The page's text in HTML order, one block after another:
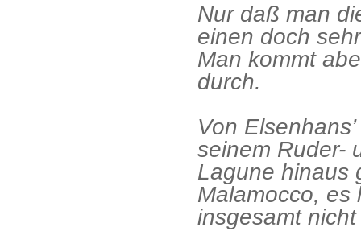
Nur daß man
einen doch
Man kommt
durch.
Von
seinem Ruder-
Lagune hinaus
Malamocco, es
insgesamt